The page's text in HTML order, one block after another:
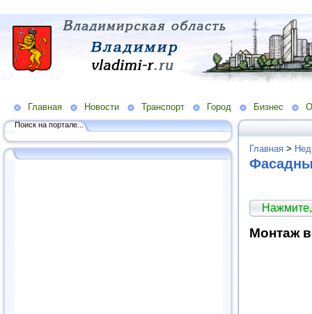
Главная Новости Транспорт Город Бизнес
Поиск на портале...
Главная >
Монтаж